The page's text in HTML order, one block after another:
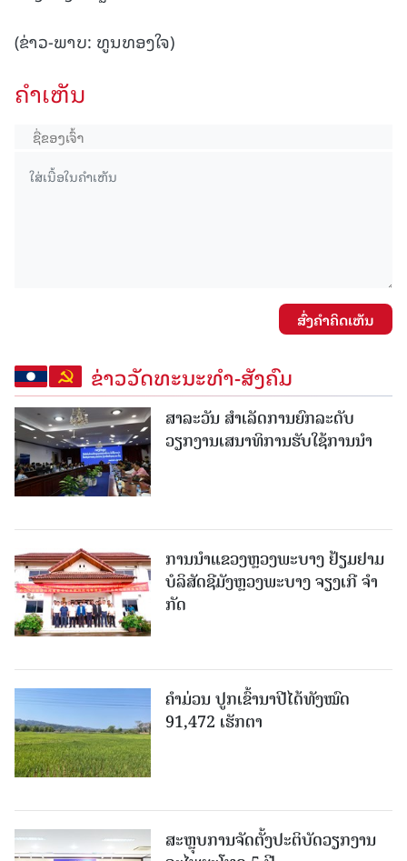
(ຂ່າວ-ພາບ: ທູນທອງໃຈ)
ຄໍາເຫັນ
ສົ່ງຄໍາຄິດເຫັນ
ຂ່າວວັດທະນະທຳ-ສັງຄົມ
ສາລະວັນ ສໍາເລັດການຍົກລະດັບ
ວຽກງານເສນາທິການຮັບໃຊ້ການນໍາ
ການນຳແຂວງຫຼວງພະບາງ ຢ້ຽມ​ຢາມ
ບໍ​ລິ​ສັດຊີມັງຫຼວງພະບາງ ຈຽງເກີ ຈໍາ
ກັດ
ຄໍາມ່ວນ ປູກເຂົ້ານາປີໄດ້ທັງໝົດ
91,472 ເຮັກຕາ
ສະຫຼຸບການຈັດຕັ້ງປະຕິບັດວຽກງານ